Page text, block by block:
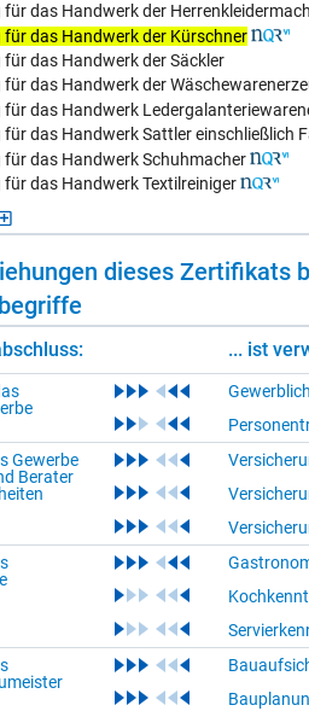
das Handwerk der
das Handwerk der Kürschner
das Handwerk der Säckler
das Handwerk der
das Handwerk
das Handwerk Sattler einschließlich
das Handwerk Schuhmacher
das Handwerk Textilreiniger
die­ses Zer­ti­fi­kats
... ist
Gewerbe
Berater